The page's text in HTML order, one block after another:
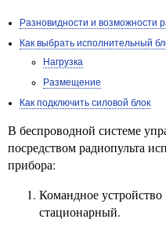
Разновидности и возможности
Как выбрать исполнительный
Нагрузка
Размещение
Как подключить силовой блок
В беспроводной системе
посредством радиопульта
прибора:
Командное
стационарный.